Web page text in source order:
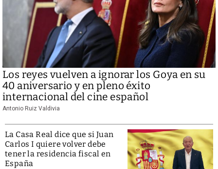
Los reyes vuelven a ignorar los Goya en su
40 aniversario y en pleno éxito
internacional del cine español
Antonio Ruiz Valdivia
La Casa Real dice que si Juan
Carlos I quiere volver debe
tener la residencia fiscal en
España